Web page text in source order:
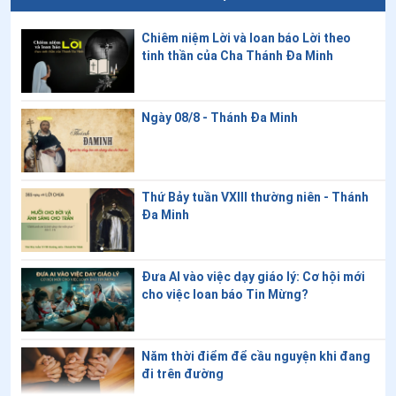
Chiêm niệm Lời và loan báo Lời theo
tinh thần của Cha Thánh Đa Minh
Ngày 08/8 - Thánh Đa Minh
Thứ Bảy tuần VXIII thường niên - Thánh
Đa Minh
Đưa AI vào việc dạy giáo lý: Cơ hội mới
cho việc loan báo Tin Mừng?
Năm thời điểm để cầu nguyện khi đang
đi trên đường